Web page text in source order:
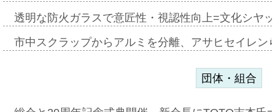
透明な防火ガラスで意匠性・視認性向上=文化シヤ
市中スクラップからアルミを分離、アサヒセイレ
団体・組合